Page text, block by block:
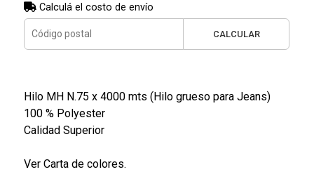
Calculá el costo de envío
CALCULAR
Hilo MH N.75 x 4000 mts (Hilo grueso para Jeans)
100 % Polyester
Calidad Superior
Ver Carta de colores.